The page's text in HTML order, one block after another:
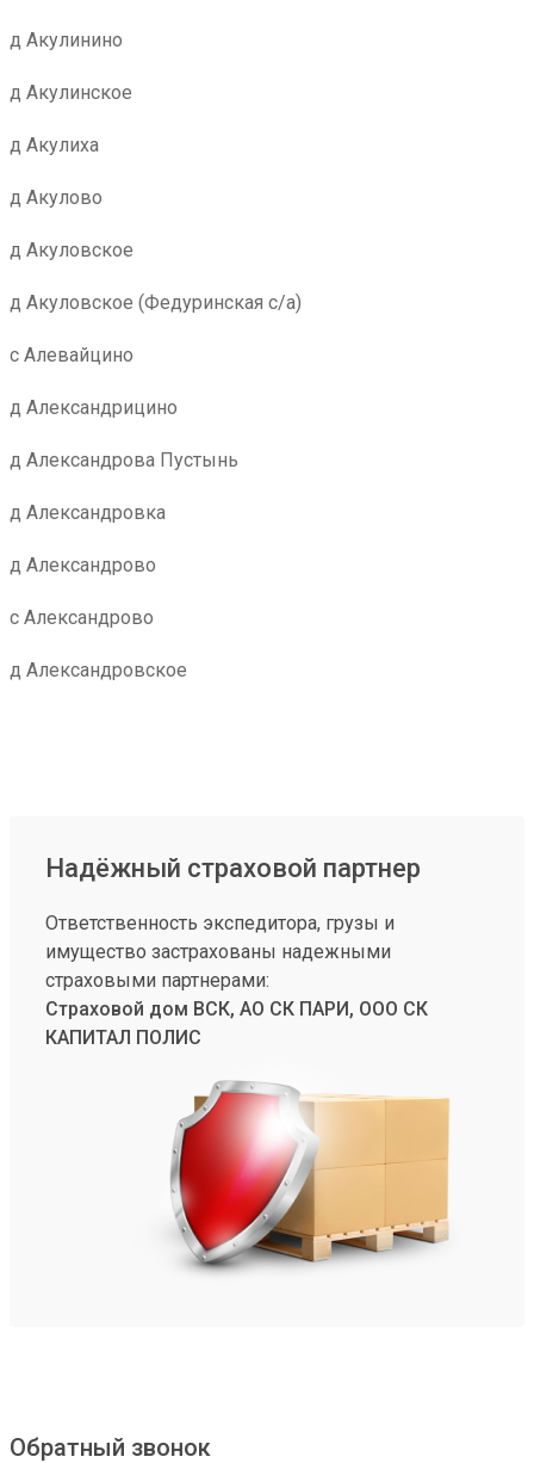
д Акулинино
д Акулинское
д Акулиха
д Акулово
д Акуловское
д Акуловское (Федуринская с/а)
с Алевайцино
д Александрицино
д Александрова Пустынь
д Александровка
д Александрово
с Александрово
д Александровское
Надёжный страховой партнер
Ответственность экспедитора, грузы и
имущество застрахованы надежными
страховыми партнерами:
Страховой дом ВСК, АО СК ПАРИ, ООО СК
КАПИТАЛ ПОЛИС
Обратный звонок